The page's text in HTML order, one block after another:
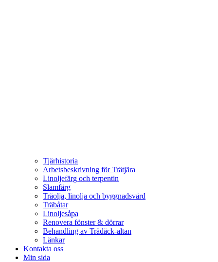
Tjärhistoria
Arbetsbeskrivning för Trätjära
Linoljefärg och terpentin
Slamfärg
Träolja, linolja och byggnadsvård
Träbåtar
Linoljesåpa
Renovera fönster & dörrar
Behandling av Trädäck-altan
Länkar
Kontakta oss
Min sida